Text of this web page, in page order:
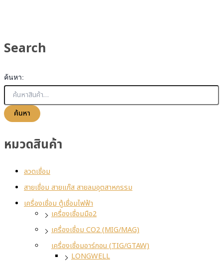
Search
ค้นหา:
ค้นหา
หมวดสินค้า
ลวดเชื่อม
สายเชื่อม สายแก๊ส สายลมอุตสาหกรรม
เครื่องเชื่อม ตู้เชื่อมไฟฟ้า
เครื่องเชื่อมมือ2
เครื่องเชื่อม CO2 (MIG/MAG)
เครื่องเชื่อมอาร์กอน (TIG/GTAW)
LONGWELL